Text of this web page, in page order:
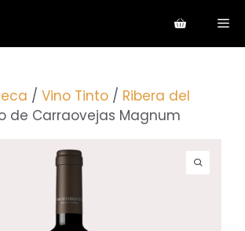
/ Vino Tinto / Ribera del
de Carraovejas Magnum